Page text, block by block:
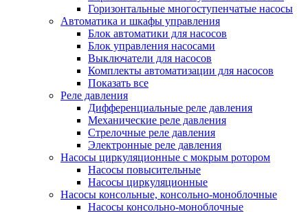
Горизонтальные многоступенчатые насосы
Автоматика и шкафы управления
Блок автоматики для насосов
Блок управления насосами
Выключатели для насосов
Комплекты автоматизации для насосов
Показать все
Реле давления
Дифференциальные реле давления
Механические реле давления
Стрелочные реле давления
Электронные реле давления
Насосы циркуляционные с мокрым ротором
Насосы повысительные
Насосы циркуляционные
Насосы консольные, консольно-моноблочные
Насосы консольно-моноблочные